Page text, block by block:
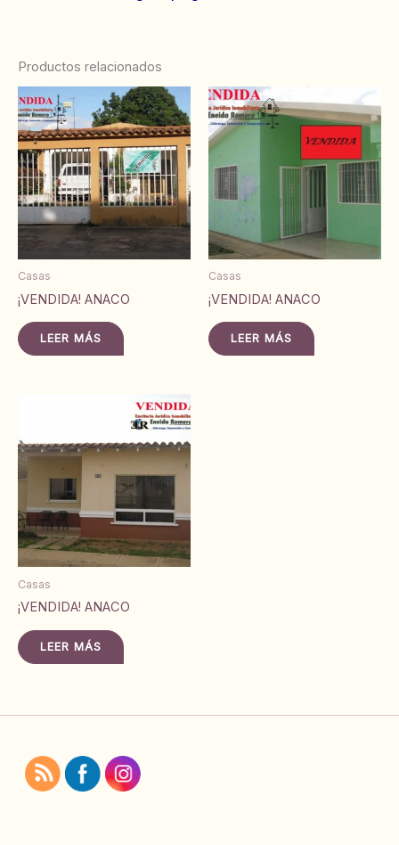
Productos relacionados
Casas
¡VENDIDA! ANACO
LEER MÁS
Casas
¡VENDIDA! ANACO
LEER MÁS
Casas
¡VENDIDA! ANACO
LEER MÁS